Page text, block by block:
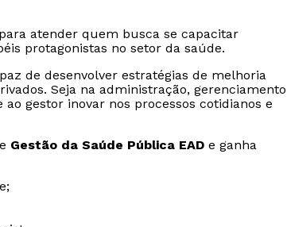
atender quem busca se capacitar
protagonistas no setor da saúde.
de desenvolver estratégias de melhoria
Seja na administração, gerenciamento
gestor inovar nos processos cotidianos e
Gestão da Saúde Pública EAD e ganha